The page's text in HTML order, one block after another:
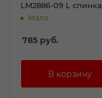
LM2886-09 L спинка
35смМало
785 руб.